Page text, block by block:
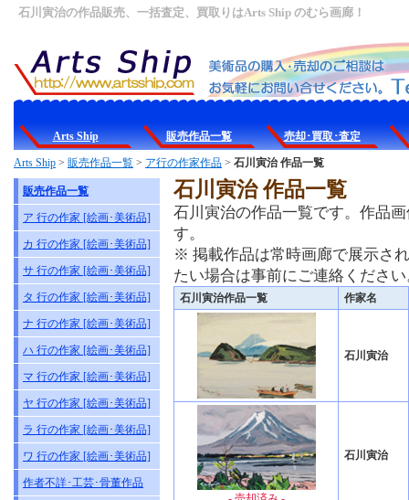
石川寅治の作品販売、一括査定、買取りはArts Ship のむら画廊！
Arts Ship 販売作品一覧 売却･買取･査定
Arts Ship > 販売作品一覧 > ア行の作家作品 > 石川寅治 作品一覧
石川寅治 作品一覧
石川寅治の作品一覧です。作品
す。
※ 掲載作品は常時画廊で展示さ
たい場合は事前にご連絡くださ
石川寅治作品一覧 作家名
石川寅治
石川寅治
販売作品一覧
ア 行の作家 [絵画･美術品]
カ 行の作家 [絵画･美術品]
サ 行の作家 [絵画･美術品]
タ 行の作家 [絵画･美術品]
ナ 行の作家 [絵画･美術品]
ハ 行の作家 [絵画･美術品]
マ 行の作家 [絵画･美術品]
ヤ 行の作家 [絵画･美術品]
ラ 行の作家 [絵画･美術品]
ワ 行の作家 [絵画･美術品]
作者不詳･工芸･骨董作品